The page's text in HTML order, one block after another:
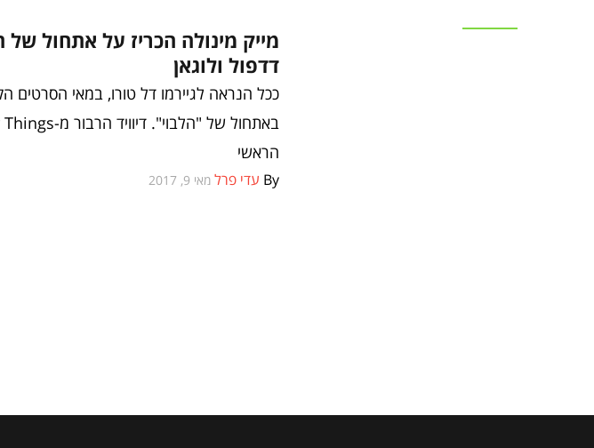
דדפול ולוגאן
ככל הנראה לגיירמו דל טורו, במאי הסרטים
הראשי
By עדי פרל מאי 9, 2017